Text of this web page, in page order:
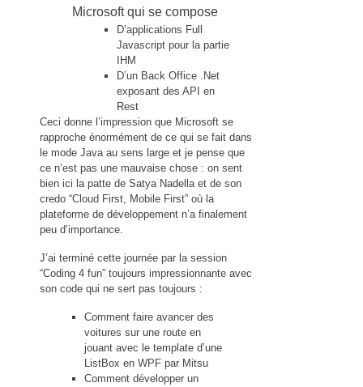
Microsoft qui se compose
D’applications Full
Javascript pour la partie
IHM
D’un Back Office .Net
exposant des API en
Rest
Ceci donne l’impression que Microsoft se
rapproche énormément de ce qui se fait dans
le mode Java au sens large et je pense que
ce n’est pas une mauvaise chose : on sent
bien ici la patte de Satya Nadella et de son
credo “Cloud First, Mobile First” où la
plateforme de développement n’a finalement
peu d’importance.
J’ai terminé cette journée par la session
“Coding 4 fun” toujours impressionnante avec
son code qui ne sert pas toujours :
Comment faire avancer des
voitures sur une route en
jouant avec le template d’une
ListBox en WPF par Mitsu
Comment développer un